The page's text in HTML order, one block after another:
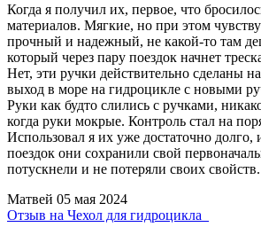
Когда я получил их, первое, что
материалов. Мягкие, но при этом
прочный и надежный, не какой-то там
который через пару поездок начнет
Нет, эти ручки действительно сделаны
выход в море на гидроцикле с новыми
Руки как будто слились с ручками,
когда руки мокрые. Контроль стал на
Использовал я их уже достаточно
поездок они сохранили свой
потускнели и не потеряли своих свойств.
Матвей 05 мая 2024
Отзыв на Чехол для гидроцикла_